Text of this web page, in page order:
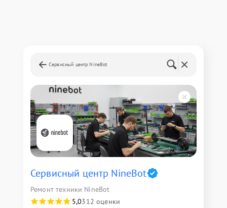
Сервисный центр NineBot
Сервисный центр NineBot
Ремонт техники NineBot
5,0312 оценки